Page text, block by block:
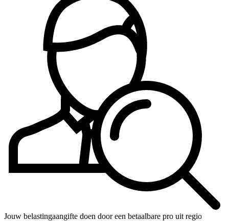
Jouw belastingaangifte doen door een betaalbare pro uit regio